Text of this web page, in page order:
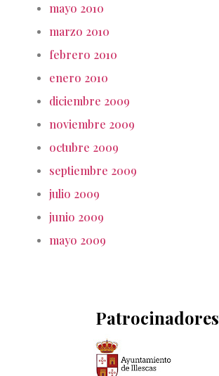
mayo 2010
marzo 2010
febrero 2010
enero 2010
diciembre 2009
noviembre 2009
octubre 2009
septiembre 2009
julio 2009
junio 2009
mayo 2009
Patrocinadores